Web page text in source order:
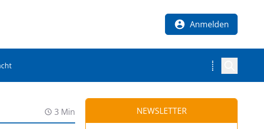
Anmelden
3 Min NEWSLETTER